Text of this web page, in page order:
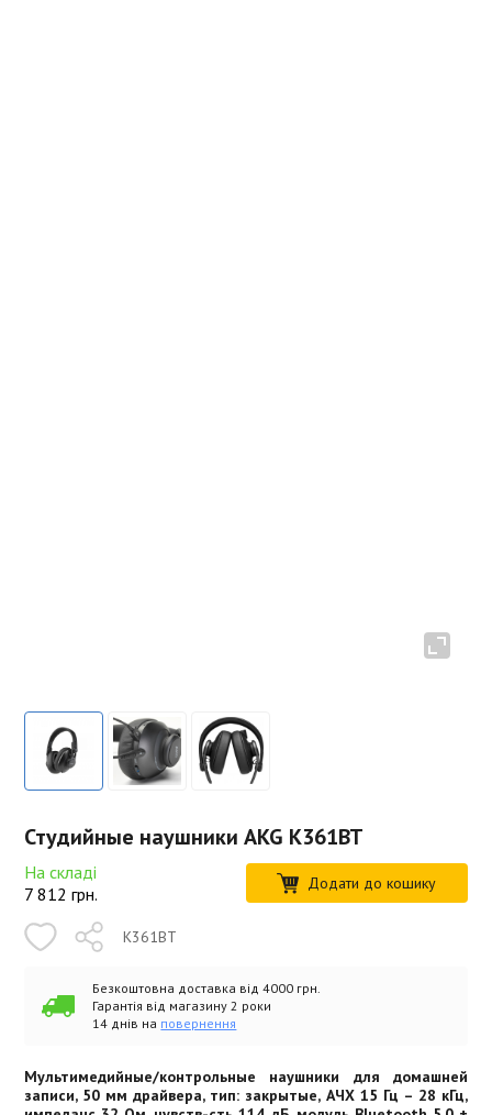
Студийные наушники AKG K361BT
На складі
7 812 грн. Додати до кошику
K361BT
Безкоштовна доставка від 4000 грн.
Гарантія від магазину 2 роки
14 днів на повернення
Мультимедийные/контрольные наушники для домашней
записи, 50 мм драйвера, тип: закрытые, АЧХ 15 Гц – 28 кГц,